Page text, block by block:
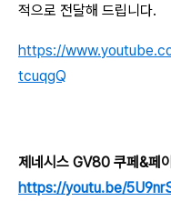
적으로 전달해 드립니다.
https://
tcuqgQ
제네시스 GV80 쿠페&페
https://youtu.be/